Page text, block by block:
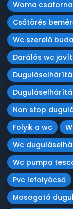
Woma
Csőtörés
Wc szerelő
Darálós wc
Non stop
Folyik a wc
Wc
Wc pumpa
Pvc lefolyócső
Mosogató